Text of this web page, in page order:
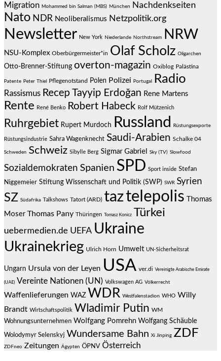
Migration Mohammed bin Salman (MBS) München Nachdenkseiten
Nato NDR Neoliberalismus Netzpolitik.org
Newsletter New York Niederlande Northstream NRW
NSU-Komplex Oberbürgermeister*in Olaf Scholz Oligarchen
Otto-Brenner-Stiftung overton-magazin Oxiblog Palästina
Patente Peter Thiel Pflegenotstand Polen Polizei Portugal Radio
Rassismus Recep Tayyip Erdoğan Rene Martens
Rente René Benko Robert Habeck Rolf Mützenich
Ruhrgebiet Rupert Murdoch Russland Rüstungsexporte
Rüstungsindustrie Sahra Wagenknecht Saudi-Arabien Schalke 04
Schweden Schweiz Sibylle Berg Sigmar Gabriel Sky (TV) Slowfood
Sozialdemokraten Spanien SPD Sport inside Stefan
Niggemeier Stiftung Wissenschaft und Politik (SWP) SWR Syrien
SZ Südafrika Talkshows Tatort (ARD) taztelepolis
Thomas
Moser Thomas Pany Thüringen Tomasz Konicz Türkei
uebermedien.de UEFA Ukraine
Ukrainekrieg Ulrich Horn Umwelt UN-Sicherheitsrat
Ungarn Ursula von der Leyen USA ver.di Vereinigte Arabische Emirate
(UAE) Vereinte Nationen (UN) Volkswagen AG Völkerrecht
Waffenlieferungen WAZ WDR Westfalenstadion WHO Willy
Brandt Wirtschaftspolitik Wladimir Putin WM
Wohnungsunternehmen Wolfgang Pomrehn Wolfgang Schäuble
Wolodymyr Selenskyj Wundersame Bahn Xi Jinping ZDF
ZDFneo Zeitungen Ägypten ÖPNV Österreich